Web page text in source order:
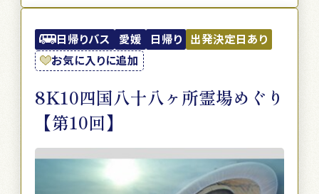
日帰りバス 愛媛 日帰り 出発決定日あり
お気に入りに追加
8K10四国八十八ヶ所霊場めぐり
【第10回】